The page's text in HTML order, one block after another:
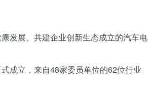
发展、共建企业创新生态成立的汽车电
成立，来自48家委员单位的62位行业